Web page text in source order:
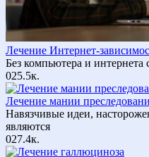
Лечение Интернет-
Без компьютера и
025.5к.
Лечение мании
Навязчивые идеи,
являются
027.4к.